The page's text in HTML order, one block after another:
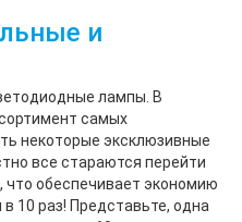
и
лампы. В
самых
некоторые эксклюзивные
все стараются перейти
обеспечивает экономию
10 раз! Представьте, одна